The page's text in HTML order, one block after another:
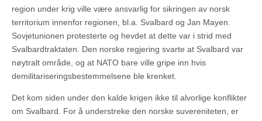
region under krig ville være ansvarlig for sikringen av norsk
territorium innenfor regionen, bl.a. Svalbard og Jan Mayen.
Sovjetunionen protesterte og hevdet at dette var i strid med
Svalbardtraktaten. Den norske regjering svarte at Svalbard var
nøytralt område, og at NATO bare ville gripe inn hvis
demilitariseringsbestemmelsene ble krenket.
Det kom siden under den kalde krigen ikke til alvorlige konflikter
om Svalbard. For å understreke den norske suvereniteten, er